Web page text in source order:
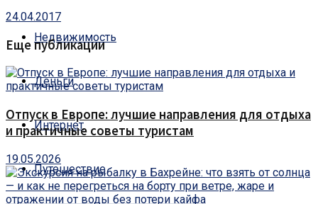
Недвижимость
Деньги
Интернет
Путешествие
24.04.2017
Еще публикации
Отпуск в Европе: лучшие направления для отдыха
и практичные советы туристам
19.05.2026